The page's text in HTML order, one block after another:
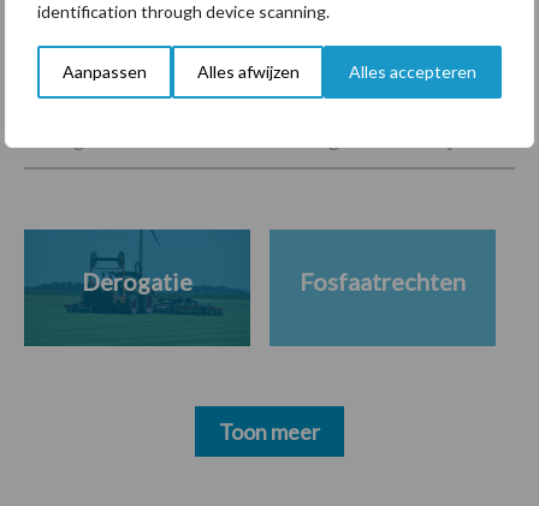
identification through device scanning.
Aanpassen Alles afwijzen Alles accepteren
Themapagina's
Derogatie Fosfaatrechten
Toon meer